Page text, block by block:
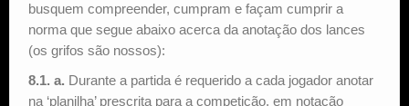
busquem compreender, cumpram e façam cumprir a
norma que segue abaixo acerca da anotação dos lances
(os grifos são nossos):
8.1. a. Durante a partida é requerido a cada jogador anotar
na ‘planilha’ prescrita para a competição, em notação